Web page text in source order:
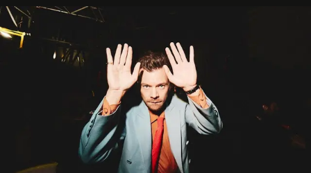
uno dei documenti più contemporanei che abbiamo.